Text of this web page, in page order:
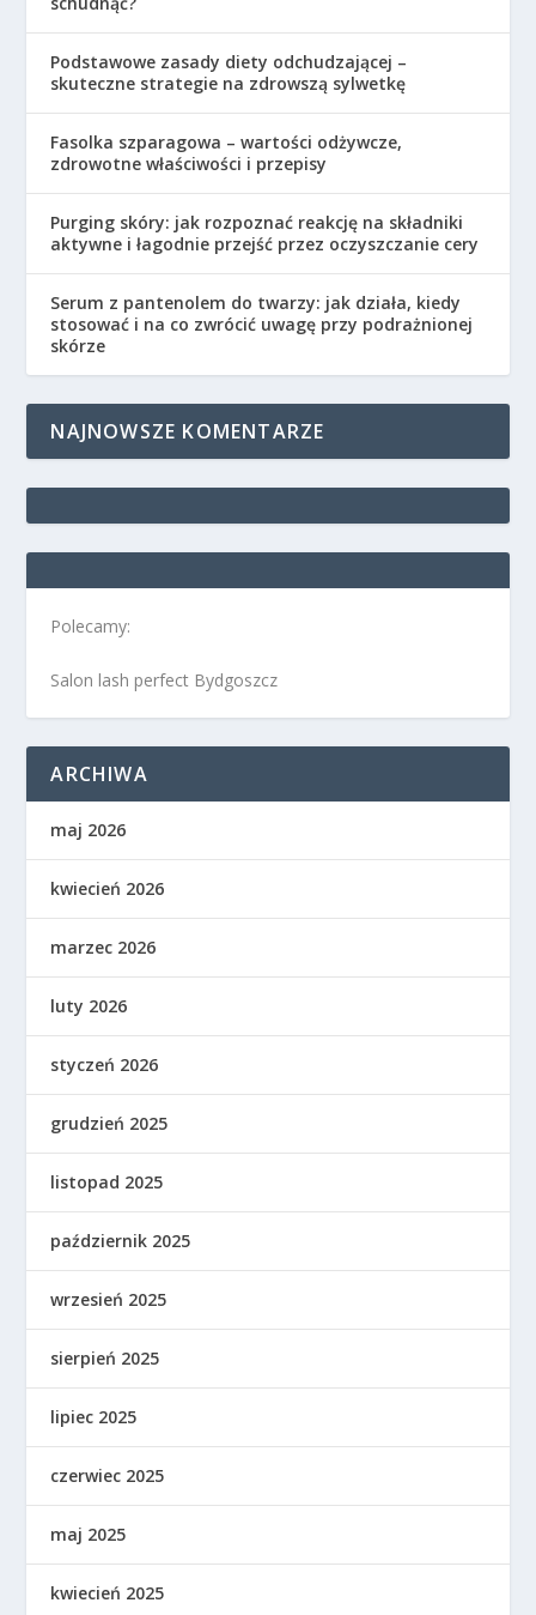
Podstawowe zasady diety odchudzającej –
skuteczne strategie na zdrowszą sylwetkę
Fasolka szparagowa – wartości odżywcze,
zdrowotne właściwości i przepisy
Purging skóry: jak rozpoznać reakcję na składniki
aktywne i łagodnie przejść przez oczyszczanie cery
Serum z pantenolem do twarzy: jak działa, kiedy
stosować i na co zwrócić uwagę przy podrażnionej
skórze
NAJNOWSZE KOMENTARZE
Polecamy:
Salon lash perfect Bydgoszcz
ARCHIWA
maj 2026
kwiecień 2026
marzec 2026
luty 2026
styczeń 2026
grudzień 2025
listopad 2025
październik 2025
wrzesień 2025
sierpień 2025
lipiec 2025
czerwiec 2025
maj 2025
kwiecień 2025